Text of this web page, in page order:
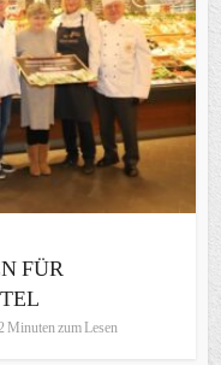
FÜR
Minuten zum Lesen